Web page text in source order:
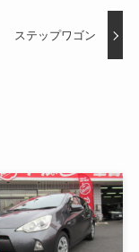
ステップワゴン